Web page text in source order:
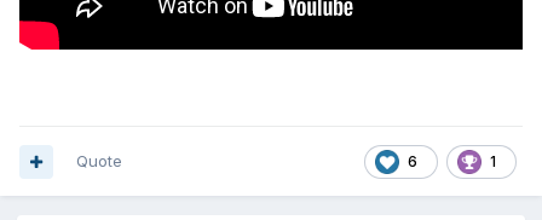
6 1
Quote